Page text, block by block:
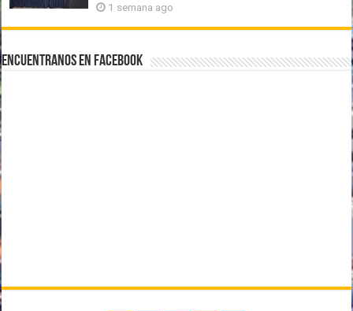
1 semana ago
Encuentranos en Facebook